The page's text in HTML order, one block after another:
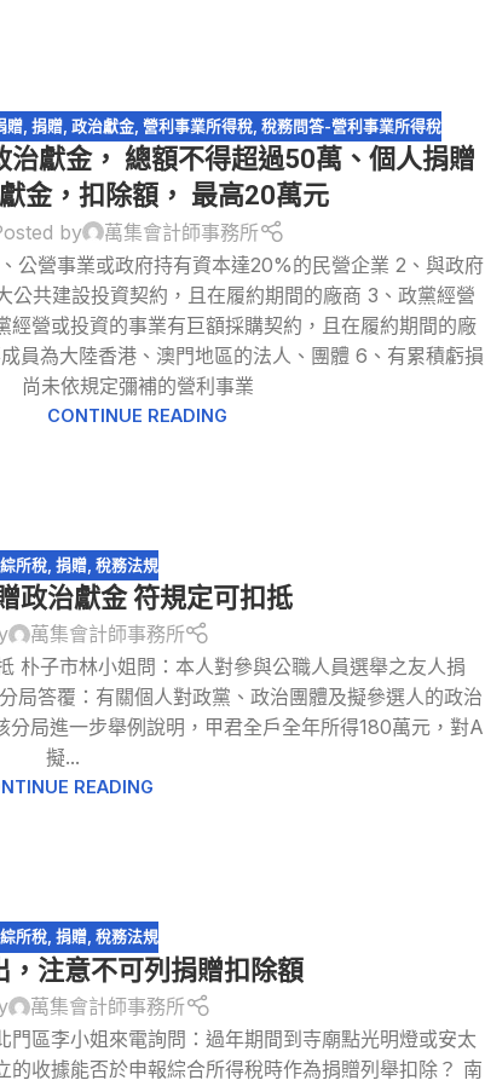
贈 ,捐贈 ,政治獻金 ,營利事業所得稅 ,稅務問答-營利事業所得稅
治獻金， 總額不得超過50萬、個人捐贈
金，扣除額， 最高20萬元
by
萬集會計師事務所
公營事業或政府持有資本達20%的民營企業 2、與政府
公共建設投資契約，且在履約期間的廠商 3、政黨經營
經營或投資的事業有巨額採購契約，且在履約期間的廠
員為大陸香港、澳門地區的法人、團體 6、有累積虧損
尚未依規定彌補的營利事業
CONTINUE READING
所稅, 捐贈, 稅務法規
政治獻金 符規定可扣抵
萬集會計師事務所
朴子市林小姐問：本人對參與公職人員選舉之友人捐
局答覆：有關個人對政黨、政治團體及擬參選人的政治
局進一步舉例說明，甲君全戶全年所得180萬元，對A
擬...
READING
所稅,捐贈,稅務法規
，注意不可列捐贈扣除額
萬集會計師事務所
區李小姐來電詢問：過年期間到寺廟點光明燈或安太
收據能否於申報綜合所得稅時作為捐贈列舉扣除？ 南